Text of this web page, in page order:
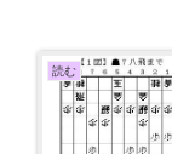
読む